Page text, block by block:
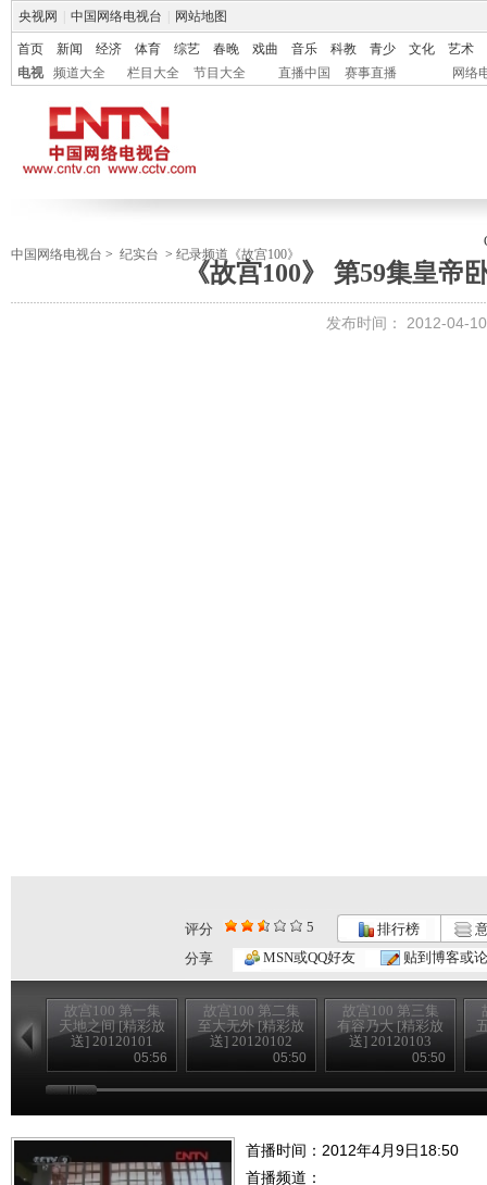
央视网 中国网络电视台 网站地图
首页 新闻 经济 体育 综艺 春晚 戏曲 音乐 科教 青少 文化
艺术
电视
频道大全 栏目大全 节目大全 直播中国 赛事直播 网络
中国网络电视台 > 纪实台 > 纪录频道《故宫100》
《故宫100》 第59集皇帝
发布时间： 2012-04-
评分 5 排行榜
分享
MSN或QQ好友 贴到博客或
故宫100 第一集
天地之间 [精彩放
送] 20120101
05:56
故宫100 第二集
至大无外 [精彩放
送] 20120102
05:50
故宫100 第三集
有容乃大 [精彩放
送] 20120103
05:50
首播时间：2012年4月9日18:50
首播频道：